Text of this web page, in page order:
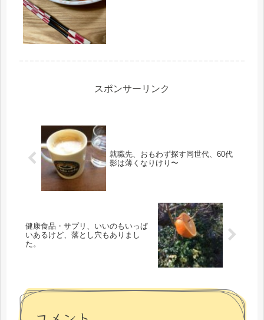
スポンサーリンク
就職先、おもわず探す同世代、60代
影は薄くなりけり〜
健康食品・サプリ、いいのもいっぱ
いあるけど、落とし穴もありまし
た。